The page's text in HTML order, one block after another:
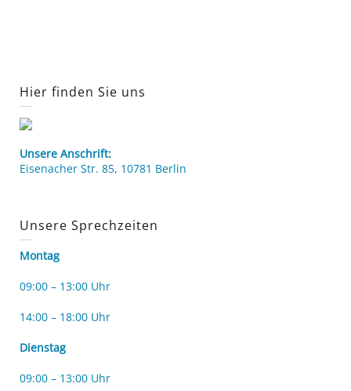
Hier finden Sie uns
Unsere Anschrift:
Eisenacher Str. 85, 10781 Berlin
Unsere Sprechzeiten
Montag
09:00 – 13:00 Uhr
14:00 – 18:00 Uhr
Dienstag
09:00 – 13:00 Uhr